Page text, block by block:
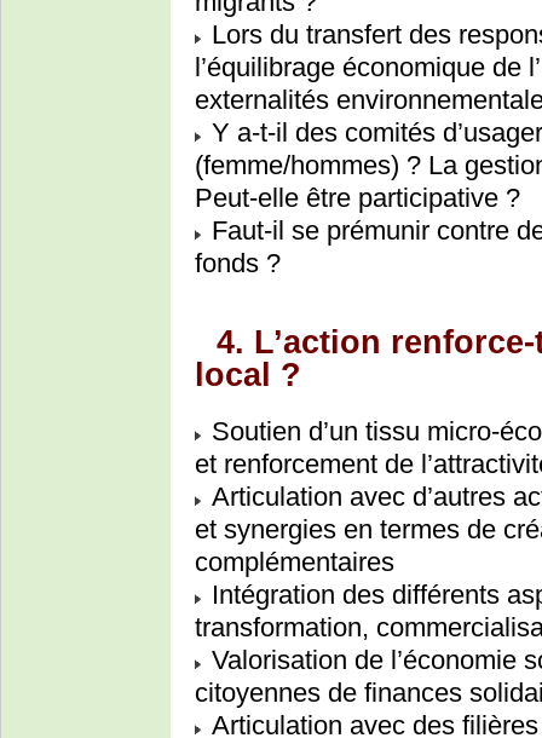
Lors du transfert des
l’équilibrage économique de
externalités
Y a-t-il des comités
(femme/hommes) ? La
Peut-elle être participative ?
Faut-il se prémunir contre
fonds ?
4. L’action
local ?
Soutien d’un tissu micro-
et renforcement de
Articulation avec d’autres
et synergies en termes de
complémentaires
Intégration des différents
transformation,
Valorisation de l’économie
citoyennes de finances
Articulation avec des